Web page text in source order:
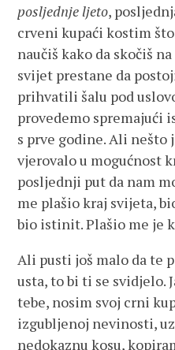
posljednje ljeto,
crveni kupaći kostim
naučiš kako da skočiš
svijet prestane da
prihvatili šalu pod
provedemo spremajući
s prve godine. Ali nešto
vjerovalo u mogućnost
posljednji put da nam
me plašio kraj svijeta,
bio istinit. Plašio me je
Ali pusti još malo da te
usta, to bi ti se svidjelo.
tebe, nosim svoj crni
izgubljenoj nevinosti,
nedokaznu kosu,